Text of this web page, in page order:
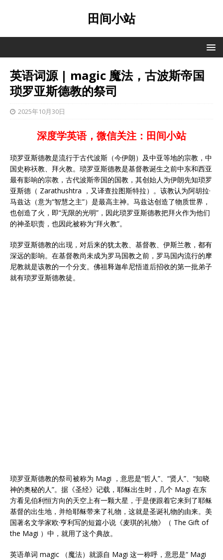
田间小站
英语词源 | magic 魔法，古波斯帝国
琐罗亚斯德教的祭司
2025年10月30日
深度学英语，微信关注：田间小站
琐罗亚斯德教是流行于古代波斯（今伊朗）及中亚等地的宗教，中
国史称祆教、拜火教。琐罗亚斯德教是基督教诞生之前中东和西亚
最有影响的宗教，古代波斯帝国的国教，其创始人为伊朗先知琐罗
亚斯德（ Zarathushtra ，又译查拉图斯特拉）。该教认为阿胡拉·
马兹达（意为“智慧之主”）是最高主神。马兹达创造了物质世界，
也创造了火，即“无限的光明”，因此琐罗亚斯德教把拜火作为他们
的神圣职责，也因此被称为“拜火教”。
琐罗亚斯德教的出现，对后来的犹太教、基督教、伊斯兰教，都有
深远的影响。在基督教尚未成为罗马国教之前，罗马国内流行的摩
尼教就是该教的一个分支。佛祖释迦牟尼悟道后招收的第一批弟子
就有琐罗亚斯德教徒。
琐罗亚斯德教的祭司被称为 Magi ，意思是“哲人”、“贤人”、“知晓
神的奥秘的人”。据《圣经》记载，耶稣出生时，几个 Magi 在东
方看见伯利恒方向的天空上有一颗大星，于是便跟着它来到了耶稣
基督的出生地，并给耶稣带来了礼物，这就是圣诞礼物的由来。美
国著名文学家欧·亨利写的短篇小说《麦琪的礼物》（ The Gift of
the Magi ）中，就用了这个典故。
英语单词 magic （魔法）就源自 Magi 这一称呼，意思是“ Magi